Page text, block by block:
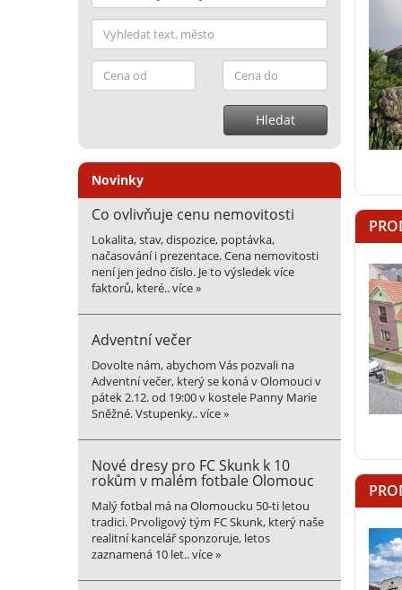
Hledat
Novinky
Co ovlivňuje cenu nemovitosti
Lokalita, stav, dispozice, poptávka,
načasování i prezentace. Cena nemovitosti
není jen jedno číslo. Je to výsledek více
faktorů, které..více »
Adventní večer
Dovolte nám, abychom Vás pozvali na
Adventní večer, který se koná v Olomouci v
pátek 2.12. od 19:00 v kostele Panny Marie
Sněžné. Vstupenky..více »
Nové dresy pro FC Skunk k 10
rokům v malém fotbale Olomouc
Malý fotbal má na Olomoucku 50-ti letou
tradici. Prvoligový tým FC Skunk, který naše
realitní kancelář sponzoruje, letos
zaznamená 10 let..více »